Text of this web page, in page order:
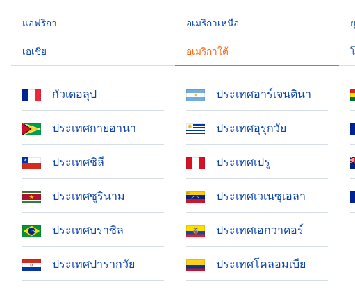
Duration-:-
Loaded:
0.00%
Stream
TypeLIVE
Seek to
behind
LIVE
Time-
Playback
Rate
แอฟริกา
เอเชีย
อเมริกาเหนือ
อเมริกาใต้
กัวเดอลุป
ประเทศกายอานา
ประเทศชิลี
ประเทศซูรินาม
ประเทศบราซิล
ประเทศปารากวัย
ประเทศอาร์เจนตินา
ประเทศอุรุกวัย
ประเทศเปรู
ประเทศเวเนซุเอลา
ประเทศเอกวาดอร์
ประเทศโคลอมเบีย